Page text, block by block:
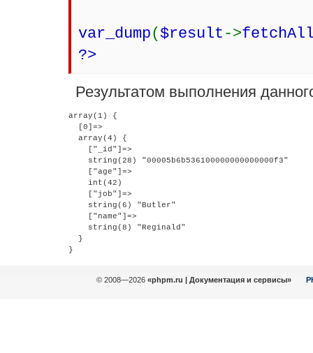
var_dump($result ->
?>
Результатом выполнения
array(1) {
  [0]=>
  array(4) {
    ["_id"]=>
    string(28) "00005b6b536100000000000000f3"
    ["age"]=>
    int(42)
    ["job"]=>
    string(6) "Butler"
    ["name"]=>
    string(8) "Reginald"
  }
© 2008—2026 «phpm.ru | Документация и сервисы»